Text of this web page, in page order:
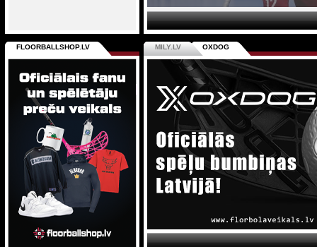
MILY.LV OXDOG
FLOORBALLSHOP.LV